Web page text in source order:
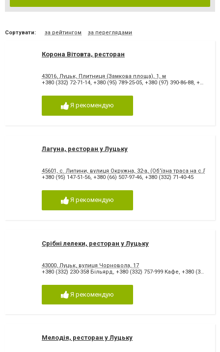
Сортувати: за рейтингом за переглядами
Корона Вітовта, ресторан
43016, Луцьк, Плитниця (Замкова площа), 1, м
+380 (332) 72-71-14, +380 (95) 789-25-05, +380 (97) 390-86-88, +380 (332) 72-62-05
Я рекомендую
Лагуна, ресторан у Луцьку
45601, с. Липини, вулиця Окружна, 32-а, (Об'їзна траса на
+380 (95) 147-51-56, +380 (66) 507-97-46, +380 (332) 71-40-45
Я рекомендую
Срібні лелеки, ресторан у Луцьку
43000, Луцьк, вулиця Чорновола, 17
+380 (332) 230-358 Більярд, +380 (332) 757-999 Кафе, +380 (332) 757-100 Ресторан
Я рекомендую
Мелодія, ресторан у Луцьку